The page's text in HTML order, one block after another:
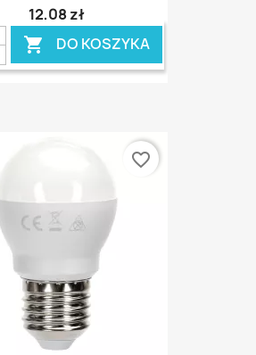
12,08 zł
 DO KOSZYKA
favorite_border